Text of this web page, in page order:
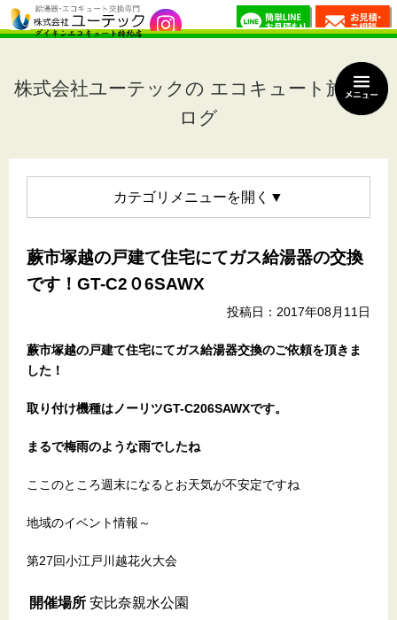
株式会社ユーテックの エコキュート施工ブ
ログ
カテゴリメニュー
蕨市塚越の戸建て住宅にてガス給湯器の交換
です！GT-C2０6SAWX
投稿日：2017年08月11日
蕨市塚越の戸建て住宅にてガス給湯器交換のご依頼を頂きま
した！
取り付け機種はノーリツGT-C206SAWXです。
まるで梅雨のような雨でしたね
ここのところ週末になるとお天気が不安定ですね
地域のイベント情報～
第27回小江戸川越花火大会
開催場所 安比奈親水公園